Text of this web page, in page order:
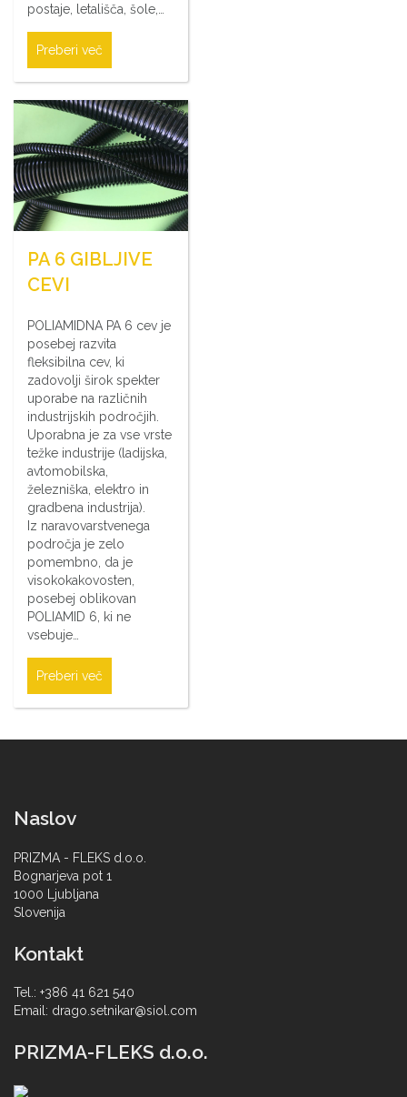
postaje, letališča, šole,…
Preberi več
PA 6 GIBLJIVE
CEVI
POLIAMIDNA PA 6 cev je
posebej razvita
fleksibilna cev, ki
zadovolji širok spekter
uporabe na različnih
industrijskih področjih.
Uporabna je za vse vrste
težke industrije (ladijska,
avtomobilska,
železniška, elektro in
gradbena industrija).
Iz naravovarstvenega
področja je zelo
pomembno, da je
visokokakovosten,
posebej oblikovan
POLIAMID 6, ki ne
vsebuje…
Preberi več
Naslov
PRIZMA - FLEKS d.o.o.
Bognarjeva pot 1
1000 Ljubljana
Slovenija
Kontakt
Tel.: +386 41 621 540
Email: drago.setnikar@siol.com
PRIZMA-FLEKS d.o.o.